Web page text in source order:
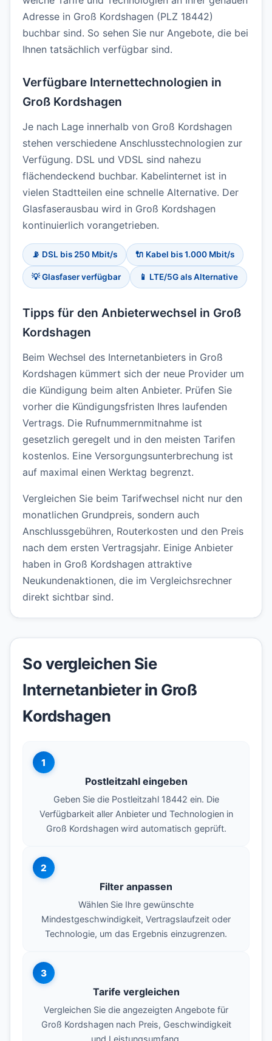
Adresse in Groß Kordshagen (PLZ 18442)
buchbar sind. So sehen Sie nur Angebote, die bei
Ihnen tatsächlich verfügbar sind.
Verfügbare Internettechnologien in
Groß Kordshagen
Je nach Lage innerhalb von Groß Kordshagen
stehen verschiedene Anschlusstechnologien zur
Verfügung. DSL und VDSL sind nahezu
flächendeckend buchbar. Kabelinternet ist in
vielen Stadtteilen eine schnelle Alternative. Der
Glasfaserausbau wird in Groß Kordshagen
kontinuierlich vorangetrieben.
📡 DSL bis 250 Mbit/s 🔌 Kabel bis 1.000 Mbit/s
💡 Glasfaser verfügbar 📱 LTE/5G als Alternative
Tipps für den Anbieterwechsel in Groß
Kordshagen
Beim Wechsel des Internetanbieters in Groß
Kordshagen kümmert sich der neue Provider um
die Kündigung beim alten Anbieter. Prüfen Sie
vorher die Kündigungsfristen Ihres laufenden
Vertrags. Die Rufnummernmitnahme ist
gesetzlich geregelt und in den meisten Tarifen
kostenlos. Eine Versorgungsunterbrechung ist
auf maximal einen Werktag begrenzt.
Vergleichen Sie beim Tarifwechsel nicht nur den
monatlichen Grundpreis, sondern auch
Anschlussgebühren, Routerkosten und den Preis
nach dem ersten Vertragsjahr. Einige Anbieter
haben in Groß Kordshagen attraktive
Neukundenaktionen, die im Vergleichsrechner
direkt sichtbar sind.
So vergleichen Sie
Internetanbieter in Groß
Kordshagen
1
Postleitzahl eingeben
Geben Sie die Postleitzahl 18442 ein. Die
Verfügbarkeit aller Anbieter und Technologien in
Groß Kordshagen wird automatisch geprüft.
2
Filter anpassen
Wählen Sie Ihre gewünschte
Mindestgeschwindigkeit, Vertragslaufzeit oder
Technologie, um das Ergebnis einzugrenzen.
3
Tarife vergleichen
Vergleichen Sie die angezeigten Angebote für
Groß Kordshagen nach Preis, Geschwindigkeit